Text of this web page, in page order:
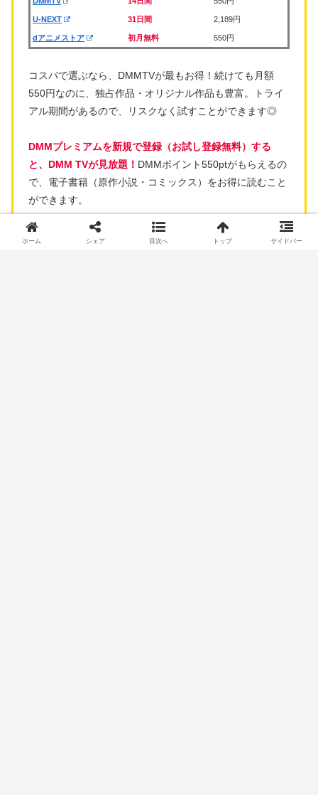
U-NEXT 31日間 2,189円
dアニメストア 初月無料 550円
コスパで選ぶなら、DMMTVが最もお得！続けても月額
550円なのに、独占作品・オリジナル作品も豊富。トライ
アル期間があるので、リスクなく試すことができます◎
DMMプレミアムを新規で登録（お試し登録無料）する
と、DMM TVが見放題！ DMMポイント550ptがもらえるの
で、電子書籍（原作小説・コミックス）をお得に読むこと
ができます。
DMM TVでアニメ『天久鷹央の推理カルテ』を見る
ホーム シェア 目次へ トップ サイドバー